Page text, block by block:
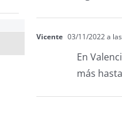
Vicente 03/11/2022 a
En
más